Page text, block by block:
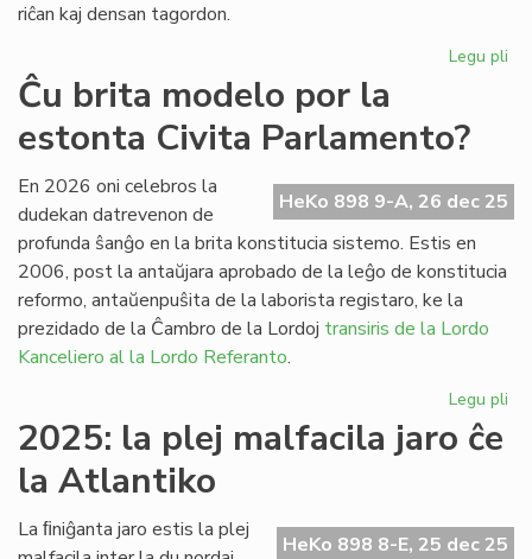
riĉan kaj densan tagordon.
Legu pli
la
Ĉu brita modelo por la
estonta Civita Parlamento?
HeKo 898 9-A, 26 dec 25
En 2026 oni celebros la
dudekan datrevenon de
profunda ŝanĝo en la brita konstitucia sistemo. Estis en
2006, post la antaŭjara aprobado de la leĝo de konstitucia
reformo, antaŭenpuŝita de la laborista registaro, ke la
prezidado de la Ĉambro de la Lordoj transiris de la Lordo
Kanceliero al la Lordo Referanto.
Legu pli
la
2025: la plej malfacila jaro ĉe
la Atlantiko
HeKo 898 8-E, 25 dec 25
La ﬁniĝanta jaro estis la plej